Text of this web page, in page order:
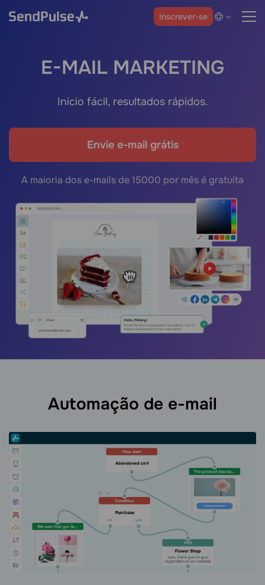
Inscrever-se
E-MAIL MARKETING
Início fácil, resultados rápidos.
Envie e-mail grátis
A maioria dos e-mails de 15000 por mês é gratuita
Automação de e-mail